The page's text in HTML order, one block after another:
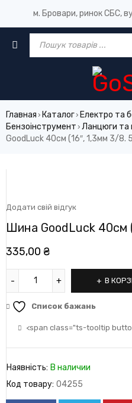
м. Бровари, ринок СБС,
Главная › Каталог› Електро та
Бензоінструмент › Ланцюги та
GoodLuck 40см (16″, 1,3мм 3/8.
Додати свій відгук
Шина GoodLuck 40см
335,00 ₴
В
Список бажань
<span class="ts-tooltip
Наявність: В наличии
Код товару: 04255